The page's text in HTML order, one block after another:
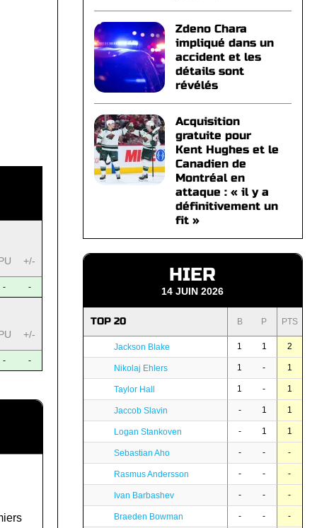
+/-
- -
+/-
- -
Zdeno Chara
impliqué dans un
accident et les
détails sont
révélés
Acquisition
gratuite pour
Kent Hughes et le
Canadien de
Montréal en
attaque : « il y a
définitivement un
fit »
HIER
14 JUIN 2026
TOP 20 B P PTS
Jackson Blake 1 1 2
Nikolaj Ehlers 1 - 1
Taylor Hall 1 - 1
Jaccob Slavin - 1 1
Logan Stankoven - 1 1
Sebastian Aho - - -
Rasmus Andersson - - -
Ivan Barbashev - - -
Braeden Bowman - - -